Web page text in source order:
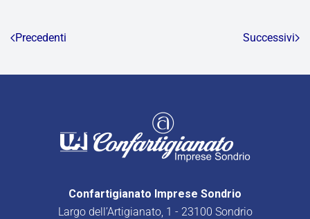
Precedenti Successivi
Confartigianato Imprese Sondrio
Largo dell’Artigianato, 1 - 23100 Sondrio